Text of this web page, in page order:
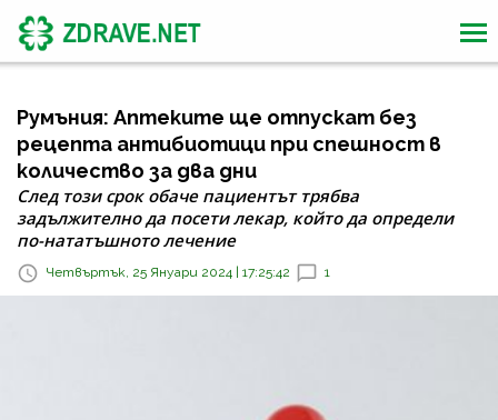
Румъния: Аптеките ще отпускат без
рецепта антибиотици при спешност в
количество за два дни
След този срок обаче пациентът трябва
задължително да посети лекар, който да определи
по-нататъшното лечение
Четвъртък, 25 Януари 2024 | 17:25:42 1